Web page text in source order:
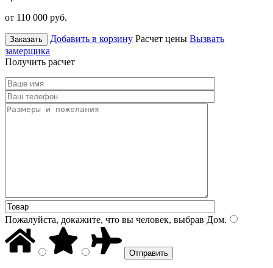
от 110 000 руб.
Заказать Добавить в корзину Расчет цены Вызвать
замерщика
Получить расчет
Пожалуйста, докажите, что вы человек, выбрав Дом.